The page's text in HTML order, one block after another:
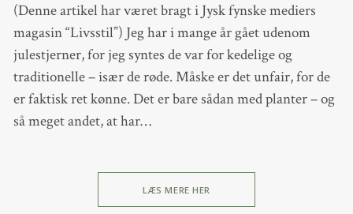
(Denne artikel har været bragt i Jysk fynske mediers
magasin “Livsstil”) Jeg har i mange år gået udenom
julestjerner, for jeg syntes de var for kedelige og
traditionelle – især de røde. Måske er det unfair, for de
er faktisk ret kønne. Det er bare sådan med planter – og
så meget andet, at har…
LÆS MERE HER